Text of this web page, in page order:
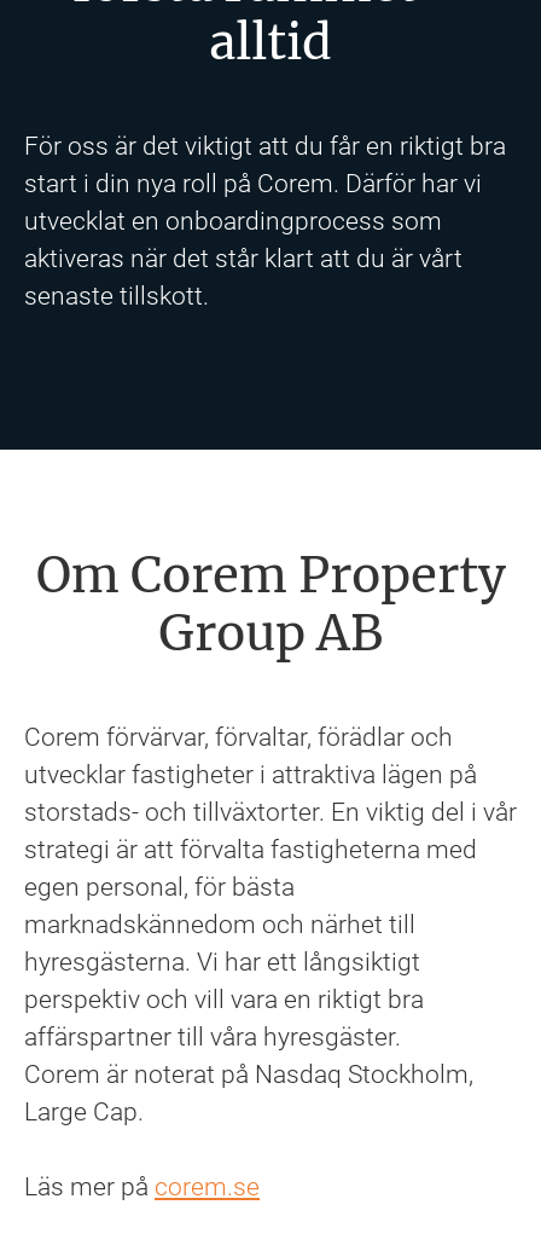
alltid
För oss är det viktigt att du får en riktigt bra
start i din nya roll på Corem. Därför har vi
utvecklat en onboardingprocess som
aktiveras när det står klart att du är vårt
senaste tillskott.
Om Corem Property
Group AB
Corem förvärvar, förvaltar, förädlar och
utvecklar fastigheter i attraktiva lägen på
storstads- och tillväxtorter. En viktig del i vår
strategi är att förvalta fastigheterna med
egen personal, för bästa
marknadskännedom och närhet till
hyresgästerna. Vi har ett långsiktigt
perspektiv och vill vara en riktigt bra
affärspartner till våra hyresgäster.
Corem är noterat på Nasdaq Stockholm,
Large Cap.
Läs mer på corem.se